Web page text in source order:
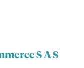
S A S